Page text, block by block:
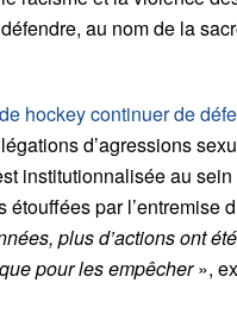
au nom de la
hockey continuer de
d’agressions
institutionnalisée au
par l’entremise
plus d’actions ont
pour les empêcher»,